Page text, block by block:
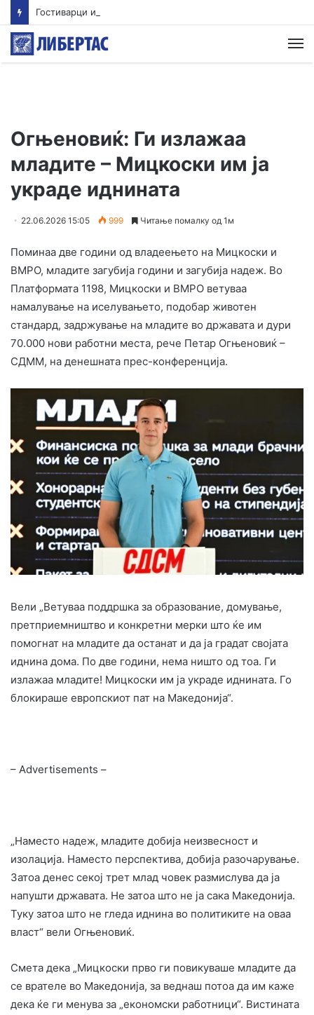
Гостиварци и натаму без пивка вода
Огњеновиќ: Ги излажаа
младите – Мицкоски им ја
украде иднината
22.06.2026 15:05 999 Читање помалку од 1м
Поминаа две години од владеењето на Мицкоски и
ВМРО, младите загубија години и загубија надеж. Во
Платформата 1198, Мицкоски и ВМРО ветуваа
намалување на иселувањето, подобар животен
стандард, задржување на младите во државата и дури
70.000 нови работни места, рече Петар Огњеновиќ –
СДММ, на денешната прес-конференција.
Вели „Ветуваа поддршка за образование, домување,
претприемништво и конкретни мерки што ќе им
помогнат на младите да останат и да ја градат својата
иднина дома. По две години, нема ништо од тоа. Ги
излажаа младите! Мицкоски им ја украде иднината. Го
блокираше европскиот пат на Македонија“.
– Advertisements –
„Наместо надеж, младите добија неизвесност и
изолација. Наместо перспектива, добија разочарување.
Затоа денес секој трет млад човек размислува да ја
напушти државата. Не затоа што не ја сака Македонија.
Туку затоа што не гледа иднина во политиките на оваа
власт“ вели Огњеновиќ.
Смета дека „Мицкоски прво ги повикуваше младите да
се врателе во Македонија, за веднаш потоа да им каже
дека ќе ги менува за „економски работници“. Вистината